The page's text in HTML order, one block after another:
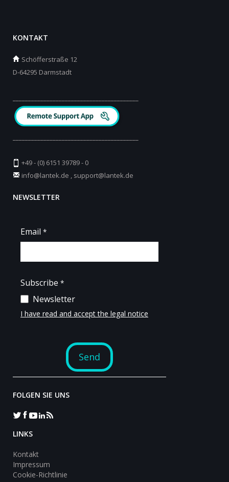
KONTAKT
Schöfferstraße 12
D-64295 Darmstadt
+49 - (0) 6151 39789 - 0
info@lantek.de , support@lantek.de
NEWSLETTER
FOLGEN SIE UNS
LINKS
Kontakt
Impressum
Cookie-Richtlinie